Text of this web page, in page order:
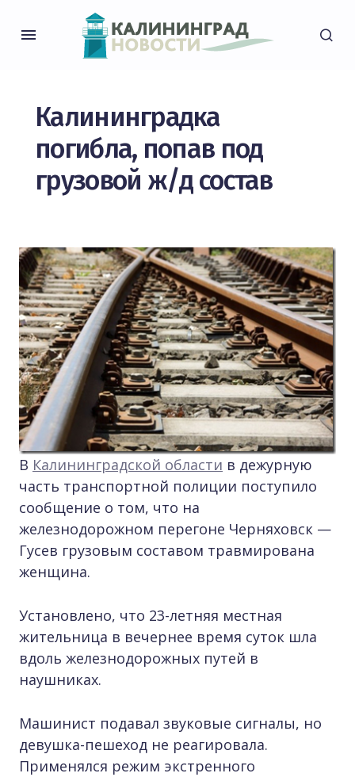
Калининградка
погибла, попав под
грузовой ж/д состав
В Калининградской области в дежурную
часть транспортной полиции поступило
сообщение о том, что на
железнодорожном перегоне Черняховск —
Гусев грузовым составом травмирована
женщина.
Установлено, что 23-летняя местная
жительница в вечернее время суток шла
вдоль железнодорожных путей в
наушниках.
Машинист подавал звуковые сигналы, но
девушка-пешеход не реагировала.
Применялся режим экстренного